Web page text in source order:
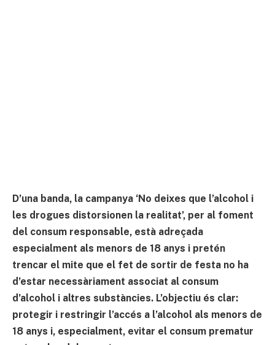
D’una banda, la campanya ‘No deixes que l’alcohol i
les drogues distorsionen la realitat’, per al foment
del consum responsable, està adreçada
especialment als menors de 18 anys i pretén
trencar el mite que el fet de sortir de festa no ha
d’estar necessàriament associat al consum
d’alcohol i altres substàncies. L’objectiu és clar:
protegir i restringir l’accés a l’alcohol als menors de
18 anys i, especialment, evitar el consum prematur